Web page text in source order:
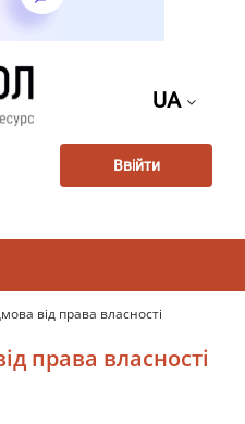
UA
Ввійти
від права власності
права власності